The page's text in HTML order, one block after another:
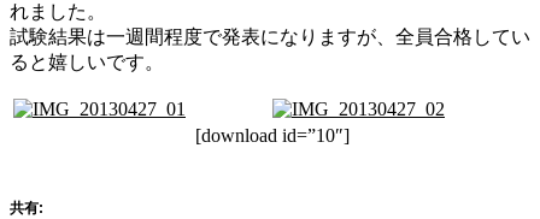
れました。
試験結果は一週間程度で発表になりますが、全員合格してい
ると嬉しいです。
[download id=”10″]
共有: